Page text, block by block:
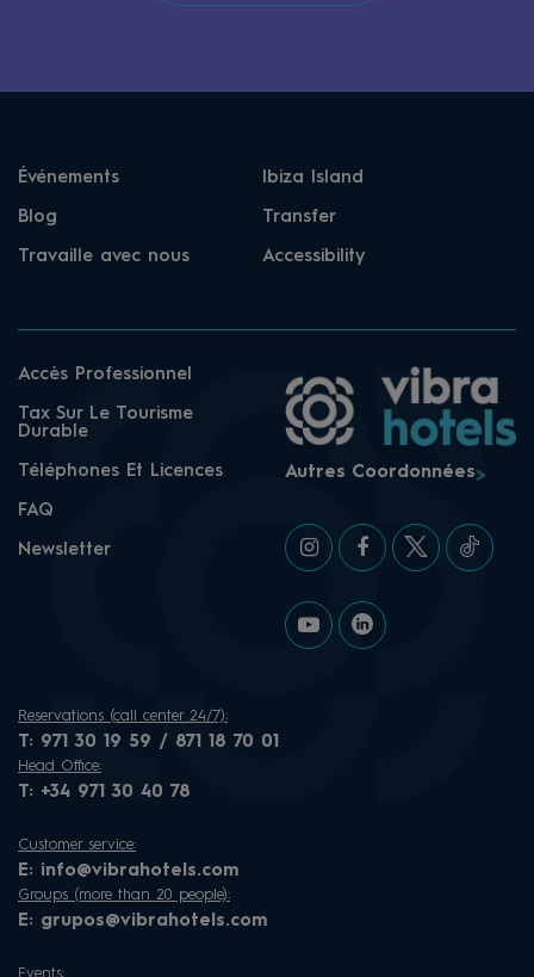
Événements Ibiza Island
Blog Transfer
Travaille avec nous Accessibility
Accès Professionnel
Tax Sur Le Tourisme
Durable
Téléphones Et Licences
FAQ
Newsletter
Autres Coordonnées
Reservations (call center 24/7):
T: 971 30 19 59 / 871 18 70 01
Head Office:
T: +34 971 30 40 78
Customer service:
E: info@vibrahotels.com
Groups (more than 20 people):
E: grupos@vibrahotels.com
Events: